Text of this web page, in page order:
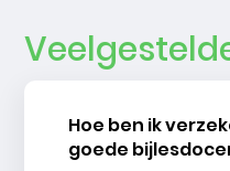
Hoe ben ik
goede